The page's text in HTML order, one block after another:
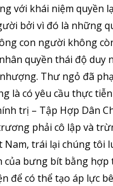
với khái niệm quyền
bởi vì đó là những
con người không
quyền thái độ duy
Thư ngỏ đã
là có yêu cầu thực
trị – Tập Hợp Dân
phải cô lập và
Nam, trái lại chúng tôi
của bưng bít bằng hợp
để có thể tạo áp lực